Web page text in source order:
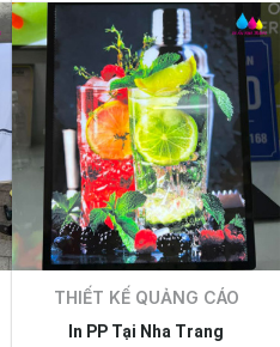
THIẾT KẾ QUẢNG CÁO
In PP Tại Nha Trang